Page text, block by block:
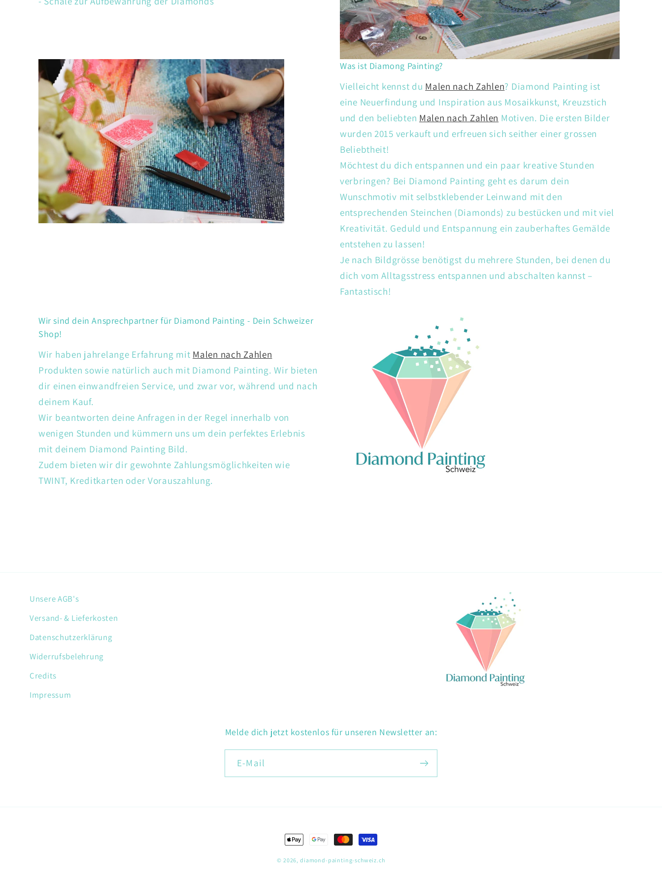
Was ist Diamong Painting?
Vielleicht kennst du Malen nach Zahlen? Diamond Painting ist
eine Neuerfindung und Inspiration aus Mosaikkunst, Kreuzstich
und den beliebten Malen nach Zahlen Motiven. Die ersten Bilder
wurden 2015 verkauft und erfreuen sich seither einer grossen
Beliebtheit!
Möchtest du dich entspannen und ein paar kreative Stunden
verbringen? Bei Diamond Painting geht es darum dein
Wunschmotiv mit selbstklebender Leinwand mit den
entsprechenden Steinchen (Diamonds) zu bestücken und mit viel
Kreativität. Geduld und Entspannung ein zauberhaftes Gemälde
entstehen zu lassen!
Je nach Bildgrösse benötigst du mehrere Stunden, bei denen du
dich vom Alltagsstress entspannen und abschalten kannst –
Fantastisch!
Wir sind dein Ansprechpartner für Diamond Painting - Dein Schweizer
Shop!
Wir haben jahrelange Erfahrung mit Malen nach Zahlen
Produkten sowie natürlich auch mit Diamond Painting. Wir bieten
dir einen einwandfreien Service, und zwar vor, während und nach
deinem Kauf.
Wir beantworten deine Anfragen in der Regel innerhalb von
wenigen Stunden und kümmern uns um dein perfektes Erlebnis
mit deinem Diamond Painting Bild.
Zudem bieten wir dir gewohnte Zahlungsmöglichkeiten wie
TWINT, Kreditkarten oder Vorauszahlung.
Unsere AGB's
Versand- & Lieferkosten
Datenschutzerklärung
Widerrufsbelehrung
Credits
Impressum
Melde dich jetzt kostenlos für unseren Newsletter an:
E-Mail
Zahlungsmethoden
© 2026,diamond-painting-schweiz.ch